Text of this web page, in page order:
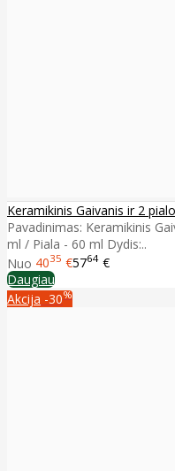
Keramikinis Gaivanis ir 2
Pavadinimas: Keramikinis
ml / Piala - 60 ml Dydis:..
Nuo 4035 €5764 €
Daugiau
Akcija -30%